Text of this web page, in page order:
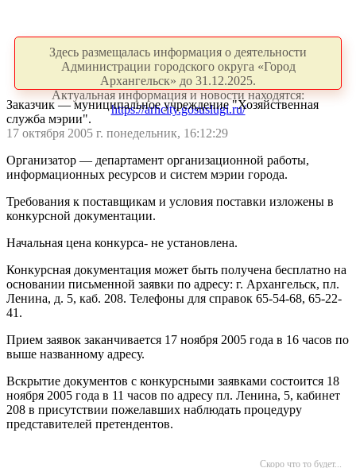
Здесь размещалась информация о деятельности
Администрации городского округа «Город
Архангельск» до 31.12.2025.
Актуальная информация и новости находятся:
https://arhcity.gosuslugi.ru/
Заказчик — муниципальное учреждение "Хозяйственная
служба мэрии".
17 октября 2005 г. понедельник, 16:12:29
Организатор — департамент организационной работы,
информационных ресурсов и систем мэрии города.
Требования к поставщикам и условия поставки изложены в
конкурсной документации.
Начальная цена конкурса- не установлена.
Конкурсная документация может быть получена бесплатно на
основании письменной заявки по адресу: г. Архангельск, пл.
Ленина, д. 5, каб. 208. Телефоны для справок 65-54-68, 65-22-
41.
Прием заявок заканчивается 17 ноября 2005 года в 16 часов по
выше названному адресу.
Вскрытие документов с конкурсными заявками состоится 18
ноября 2005 года в 11 часов по адресу пл. Ленина, 5, кабинет
208 в присутствии пожелавших наблюдать процедуру
представителей претендентов.
Скоро что то будет...